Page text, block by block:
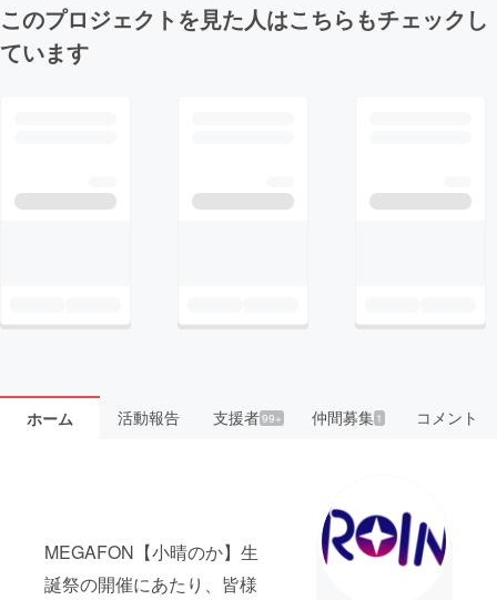
このプロジェクトを見た人はこちらもチェックし
ています
ホーム 活動報告 支援者99+ 仲間募集 1 コメント
MEGAFON【小晴のか】生
誕祭の開催にあたり、皆様